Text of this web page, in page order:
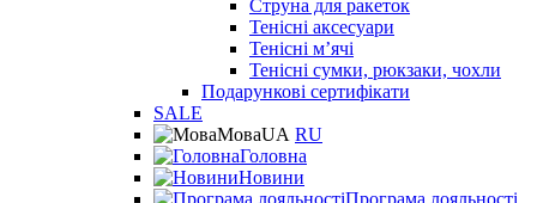
Струна для ракеток
Тенісні аксесуари
Тенісні мʼячі
Тенісні сумки, рюкзаки, чохли
Подарункові сертифікати
SALE
МоваUA RU
Головна
Новини
Програма лояльності